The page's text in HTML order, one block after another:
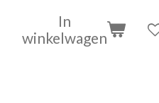
In
winkelwagen